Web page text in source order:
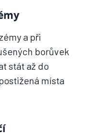
a při
borůvek
stát až do
místa